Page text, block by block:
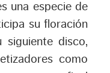
una especie de
su floración
disco,
como